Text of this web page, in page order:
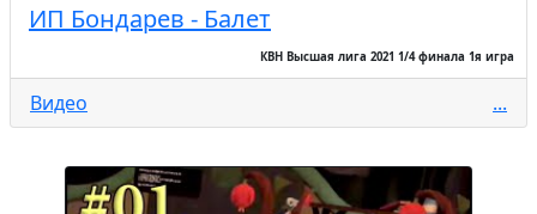
ИП Бондарев - Балет
КВН Высшая лига 2021 1/4 финала 1я игра
Видео ...